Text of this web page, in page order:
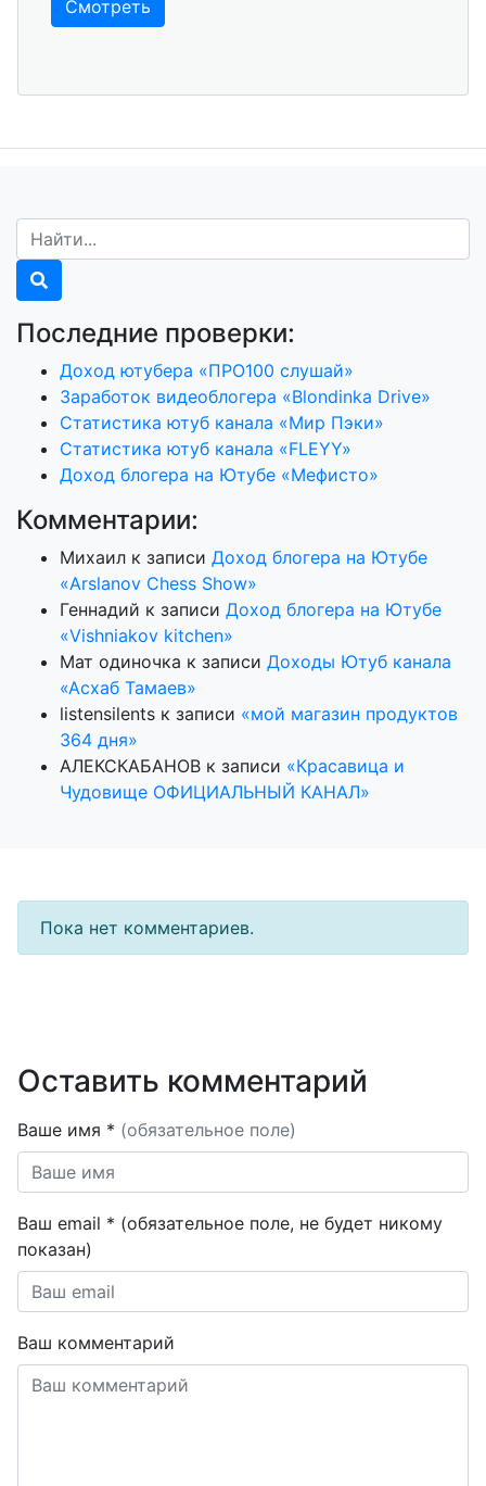
Смотреть
Последние проверки:
Доход ютубера «ПРО100 слушай»
Заработок видеоблогера «Blondinka Drive»
Статистика ютуб канала «Мир Пэки»
Статистика ютуб канала «FLEYY»
Доход блогера на Ютубе «Мефисто»
Комментарии:
Михаил к записи Доход блогера на Ютубе
«Arslanov Chess Show»
Геннадий к записи Доход блогера на Ютубе
«Vishniakov kitchen»
Мат одиночка к записи Доходы Ютуб канала
«Асхаб Тамаев»
listensilents к записи «мой магазин продуктов
364 дня»
АЛЕКСКАБАНОВ к записи «Красавица и
Чудовище ОФИЦИАЛЬНЫЙ КАНАЛ»
Пока нет комментариев.
Оставить комментарий
Ваше имя * (обязательное поле)
Ваш email * (обязательное поле, не будет никому
показан)
Ваш комментарий